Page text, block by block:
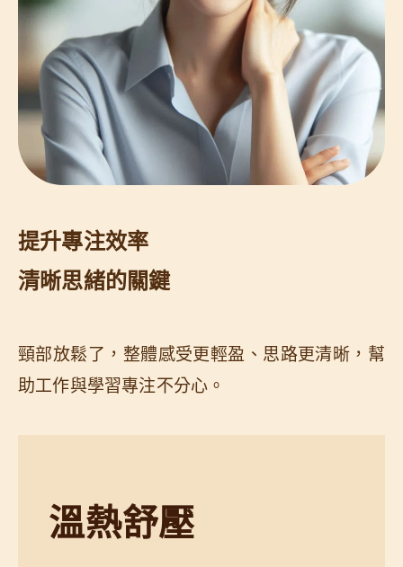
提升專注效率
清晰思緒的關鍵
頸部放鬆了，整體感受更輕盈、思路更清晰，幫
助工作與學習專注不分心。
溫熱舒壓